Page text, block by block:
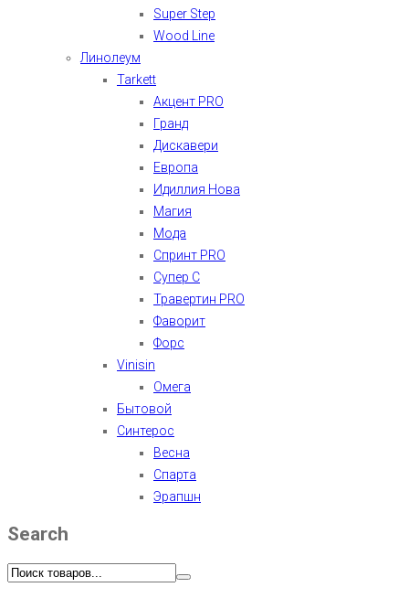
Super Step
Wood Line
Линолеум
Tarkett
Акцент PRO
Гранд
Дискавери
Европа
Идиллия Нова
Магия
Мода
Спринт PRO
Супер С
Травертин PRO
Фаворит
Форс
Vinisin
Омега
Бытовой
Синтерос
Весна
Спарта
Эрапшн
Search